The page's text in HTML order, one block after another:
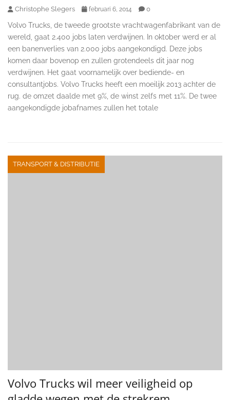
Christophe Slegers februari 6, 2014 0
Volvo Trucks, de tweede grootste vrachtwagenfabrikant van de
wereld, gaat 2.400 jobs laten verdwijnen. In oktober werd er al
een banenverlies van 2.000 jobs aangekondigd. Deze jobs
komen daar bovenop en zullen grotendeels dit jaar nog
verdwijnen. Het gaat voornamelijk over bediende- en
consultantjobs. Volvo Trucks heeft een moeilijk 2013 achter de
rug. de omzet daalde met 9%, de winst zelfs met 11%. De twee
aangekondigde jobafnames zullen het totale
TRANSPORT & DISTRIBUTIE
Volvo Trucks wil meer veiligheid op